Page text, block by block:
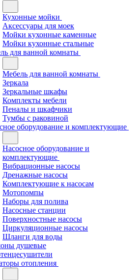
Кухонные мойки
Аксессуары для моек
Мойки кухонные каменные
Мойки кухонные стальные
для ванной комнаты
Мебель для ванной комнаты
Зеркала
Зеркальные шкафы
Комплекты мебели
Пеналы и шкафчики
Тумбы с раковиной
оборудование и комплектующие
Насосное оборудование и
комплектующие
Вибрационные насосы
Дренажные насосы
Комплектующие к насосам
Мотопомпы
Наборы для полива
Насосные станции
Поверхностные насосы
Циркуляционные насосы
Шланги для воды
душевые
отопления